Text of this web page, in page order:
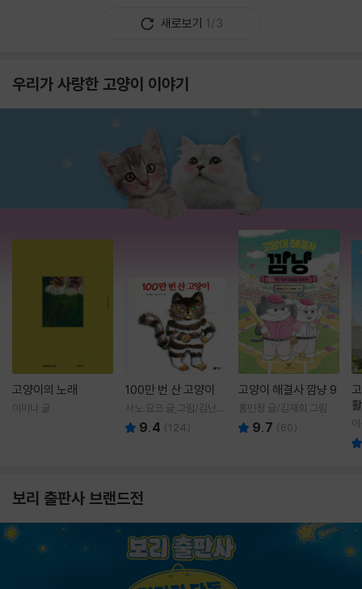
새로보기 1/3
우리가 사랑한 고양이 이야기
고양이의 노래
이미나 글
100만 번 산 고양이
사노 요코 글,그림/김난주
역 9.4 (124)
고양이 해결사 깜냥 9
홍민정 글/김재희 그림
9.7 (60)
보리 출판사 브랜드전